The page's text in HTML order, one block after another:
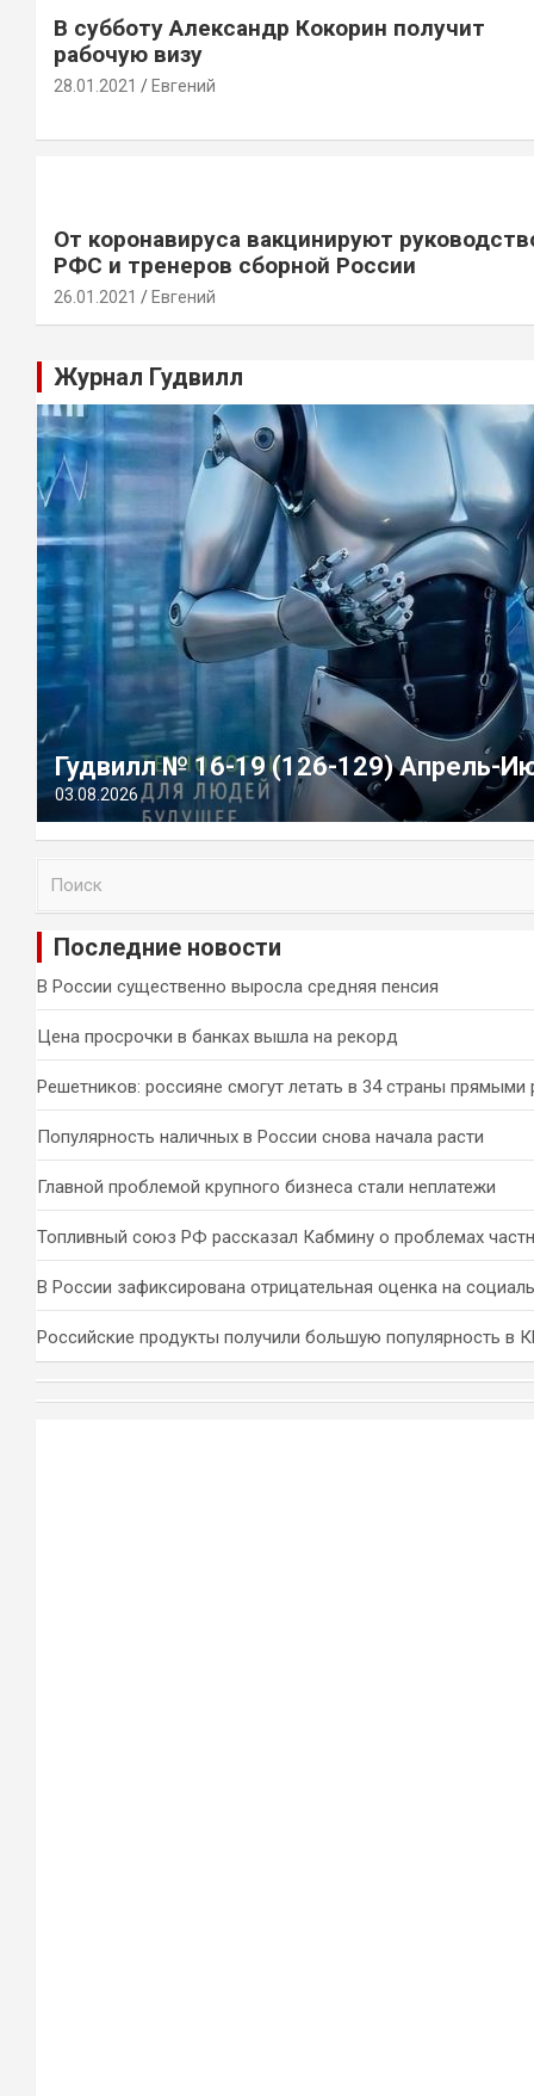
В субботу Александр Кокорин получит
рабочую визу
28.01.2021 Евгений
От коронавируса вакцинируют
РФС и тренеров сборной России
26.01.2021 Евгений
Журнал Гудвилл
Гудвилл № 16-19 (126-129) Апрель-
03.08.2026
и
Последние новости
В России существенно выросла средняя пенсия
Цена просрочки в банках вышла на рекорд
Решетников: россияне смогут летать в 34 страны прямыми
Популярность наличных в России снова начала расти
Главной проблемой крупного бизнеса стали неплатежи
Топливный союз РФ рассказал Кабмину о проблемах
В России зафиксирована отрицательная оценка на
Российские продукты получили большую популярность в